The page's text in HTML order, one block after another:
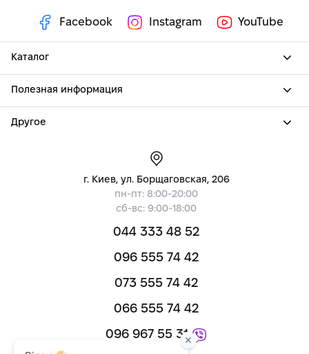
Facebook Instagram YouTube
Каталог
Полезная информация
Другое
г. Киев, ул. Борщаговская, 206
пн-пт: 8:00-20:00
сб-вс: 9:00-18:00
044 333 48 52
096 555 74 42
073 555 74 42
066 555 74 42
096 967 55 31